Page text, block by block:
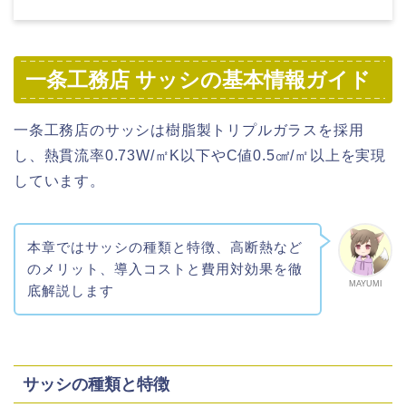
一条工務店 サッシの基本情報ガイド
一条工務店のサッシは樹脂製トリプルガラスを採用
し、熱貫流率0.73W/㎡K以下やC値0.5㎠/㎡以上を実現
しています。
MAYUMI
本章ではサッシの種類と特徴、高断熱など
のメリット、導入コストと費用対効果を徹
底解説します
サッシの種類と特徴